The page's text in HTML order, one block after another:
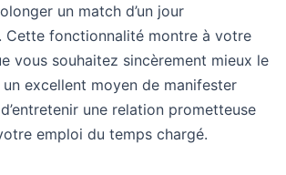
un match d’un jour
Cette fonctionnalité montre à votre
vous souhaitez sincèrement mieux le
un excellent moyen de manifester
une relation prometteuse
emploi du temps chargé.